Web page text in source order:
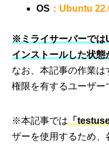
OS ：Ubuntu
※ミライサーバーでは
インストールした状態
なお、本記事の作業
権限を有するユーザー
※本記事では 「
ザーを使用するため、